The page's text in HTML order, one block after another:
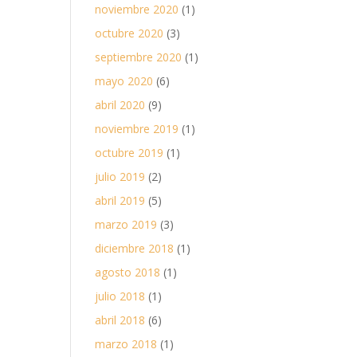
noviembre 2020 (1)
octubre 2020 (3)
septiembre 2020 (1)
mayo 2020 (6)
abril 2020 (9)
noviembre 2019 (1)
octubre 2019 (1)
julio 2019 (2)
abril 2019 (5)
marzo 2019 (3)
diciembre 2018 (1)
agosto 2018 (1)
julio 2018 (1)
abril 2018 (6)
marzo 2018 (1)